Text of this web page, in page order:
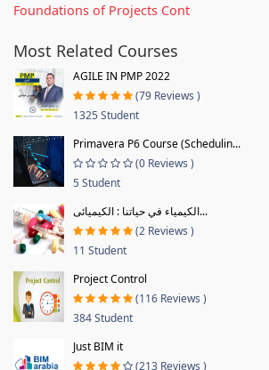
Foundations of Projects Cont
Most Related Courses
AGILE IN PMP 2022
(79 Reviews )
1325 Student
Primavera P6 Course (Schedulin...
(0 Reviews )
5 Student
الكيمياء في حياتنا : الكيميائى...
(2 Reviews )
11 Student
Project Control
(116 Reviews )
384 Student
Just BIM it
(213 Reviews )